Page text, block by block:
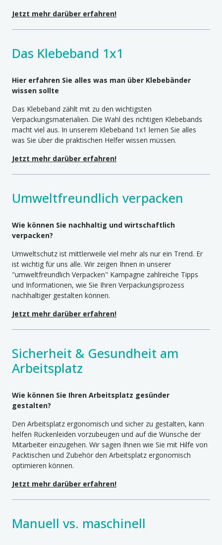
Jetzt mehr darüber erfahren!
Das Klebeband 1x1
Hier erfahren Sie alles was man über Klebebänder
wissen sollte
Das Klebeband zählt mit zu den wichtigsten
Verpackungsmaterialien. Die Wahl des richtigen Klebebands
macht viel aus. In unserem Klebeband 1x1 lernen Sie alles
was Sie über die praktischen Helfer wissen müssen.
Jetzt mehr darüber erfahren!
Umweltfreundlich verpacken
Wie können Sie nachhaltig und wirtschaftlich
verpacken?
Umweltschutz ist mittlerweile viel mehr als nur ein Trend. Er
ist wichtig für uns alle. Wir zeigen Ihnen in unserer
"umweltfreundlich Verpacken" Kampagne zahlreiche Tipps
und Informationen, wie Sie Ihren Verpackungsprozess
nachhaltiger gestalten können.
Jetzt mehr darüber erfahren!
Sicherheit & Gesundheit am
Arbeitsplatz
Wie können Sie Ihren Arbeitsplatz gesünder
gestalten?
Den Arbeitsplatz ergonomisch und sicher zu gestalten, kann
helfen Rückenleiden vorzubeugen und auf die Wünsche der
Mitarbeiter einzugehen. Wir sagen Ihnen wie Sie mit Hilfe von
Packtischen und Zubehör den Arbeitsplatz ergonomisch
optimieren können.
Jetzt mehr darüber erfahren!
Manuell vs. maschinell